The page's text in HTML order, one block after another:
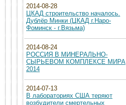
2014-08-28
ЦКАД строительство началось.
Дублёр Минки (ЦКАД г.Наро-
Фоминск - г.Вязьма)
2014-08-24
РОССИЯ В МИНЕРАЛЬНО-
СЫРЬЕВОМ КОМПЛЕКСЕ МИРА
2014
2014-07-13
В лабораториях США теряют
возбудители смертельных